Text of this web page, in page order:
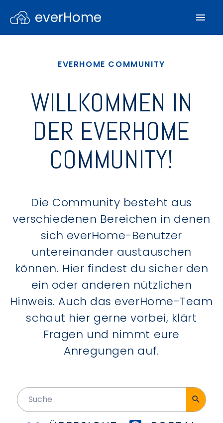
everHome
EVERHOME COMMUNITY
WILLKOMMEN IN
DER EVERHOME
COMMUNITY!
Die Community besteht aus
verschiedenen Bereichen in denen
sich everHome-Benutzer
untereinander austauschen
können. Hier findest du sicher den
ein oder anderen nützlichen
Hinweis. Auch das everHome-Team
schaut hier gerne vorbei, klärt
Fragen und nimmt eure
Anregungen auf.